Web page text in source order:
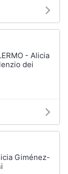
- Alicia
dei
Giménez-